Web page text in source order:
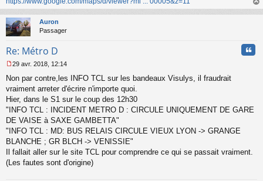
n
l
u
au
Auron
Passager
Re: Métro D
e
s
s
a
g
e
n
o
n
u
29 avr. 2018, 12:14
Non par contre,les INFO TCL sur les bandeaux Visulys, il fraudrait
vraiment arreter d'écrire n'importe quoi.
Hier, dans le S1 sur le coup des 12h30
"INFO TCL : INCIDENT METRO D : CIRCULE UNIQUEMENT DE GARE
DE VAISE à SAXE GAMBETTA"
"INFO TCL : MD: BUS RELAIS CIRCULE VIEUX LYON -> GRANGE
BLANCHE ; GR BLCH -> VENISSIE"
Il fallait aller sur le site TCL pour comprendre ce qui se passait vraiment.
(Les fautes sont d'origine)